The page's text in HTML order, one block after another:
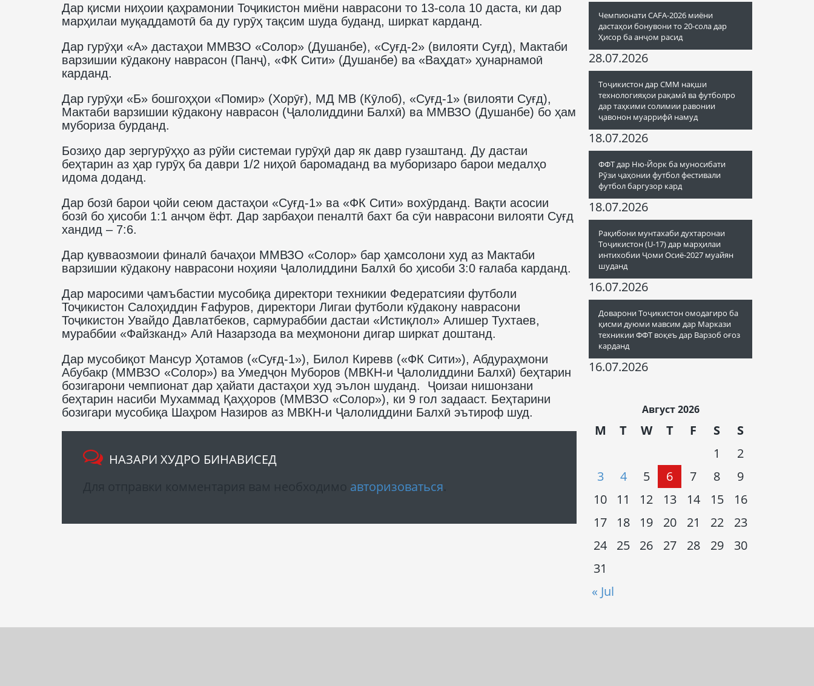
Дар қисми ниҳоии қаҳрамонии Тоҷикистон миёни наврасони то 13-сола 10 даста, ки дар
марҳилаи муқаддамотӣ ба ду гурӯҳ тақсим шуда буданд, ширкат карданд.
Дар гурӯҳи «А» дастаҳои ММВЗО «Солор» (Душанбе), «Суғд-2» (вилояти Суғд), Мактаби
варзишии кӯдакону наврасон (Панҷ), «ФК Сити» (Душанбе) ва «Ваҳдат» ҳунарнамоӣ
карданд.
Дар гурӯҳи «Б» бошгоҳҳои «Помир» (Хорӯғ), МД МВ (Кӯлоб), «Суғд-1» (вилояти Суғд),
Мактаби варзишии кӯдакону наврасон (Ҷалолиддини Балхӣ) ва ММВЗО (Душанбе) бо ҳам
мубориза бурданд.
Бозиҳо дар зергурӯҳҳо аз рӯйи системаи гурӯҳӣ дар як давр гузаштанд. Ду дастаи
беҳтарин аз ҳар гурӯҳ ба даври 1/2 ниҳоӣ баромаданд ва муборизаро барои медалҳо
идома доданд.
Дар бозӣ барои ҷойи сеюм дастаҳои «Суғд-1» ва «ФК Сити» вохӯрданд. Вақти асосии
бозӣ бо ҳисоби 1:1 анҷом ёфт. Дар зарбаҳои пеналтӣ бахт ба сӯи наврасони вилояти Суғд
хандид – 7:6.
Дар қувваозмоии финалӣ бачаҳои ММВЗО «Солор» бар ҳамсолони худ аз Мактаби
варзишии кӯдакону наврасони ноҳияи Ҷалолиддини Балхӣ бо ҳисоби 3:0 ғалаба карданд.
Дар маросими ҷамъбастии мусобиқа директори техникии Федератсияи футболи
Тоҷикистон Салоҳиддин Ғафуров, директори Лигаи футболи кӯдакону наврасони
Тоҷикистон Увайдо Давлатбеков, сармураббии дастаи «Истиқлол» Алишер Тухтаев,
мураббии «Файзканд» Алӣ Назарзода ва меҳмонони дигар ширкат доштанд.
Дар мусобиқот Мансур Ҳотамов («Суғд-1»), Билол Киревв («ФК Сити»), Абдураҳмони
Абубакр (ММВЗО «Солор») ва Умедҷон Муборов (МВКН-и Ҷалолиддини Балхӣ) беҳтарин
бозигарони чемпионат дар ҳайати дастаҳои худ эълон шуданд. Ҷоизаи нишонзани
беҳтарин насиби Мухаммад Қаҳҳоров (ММВЗО «Солор»), ки 9 гол задааст. Беҳтарини
бозигари мусобиқа Шаҳром Назиров аз МВКН-и Ҷалолиддини Балхӣ эътироф шуд.
НАЗАРИ ХУДРО БИНАВИСЕД
авторизоваться
Чемпионати CAFA-2026 миёни
дастаҳои бонувони то 20-сола дар
Ҳисор ба анҷом расид
28.07.2026
Тоҷикистон дар СММ нақши
технологияҳои рақамӣ ва футболро
дар таҳкими солимии равонии
ҷавонон муаррифӣ намуд
18.07.2026
ФФТ дар Ню-Йорк ба муносибати
Рӯзи ҷаҳонии футбол фестивали
футбол баргузор кард
18.07.2026
Рақибони мунтахаби духтаронаи
Тоҷикистон (U-17) дар марҳилаи
интихобии Ҷоми Осиё-2027 муайян
шуданд
16.07.2026
Доварони Тоҷикистон омодагиро ба
қисми дуюми мавсим дар Маркази
техникии ФФТ воқеъ дар Варзоб оғоз
карданд
16.07.2026
Август 2026
M T W T F S S
« Jul
1
2
3
4 5 6 7 8
9
10
11 12 13 14 15
16
17
18 19 20 21 22
23
24
25 26 27 28 29
30
31